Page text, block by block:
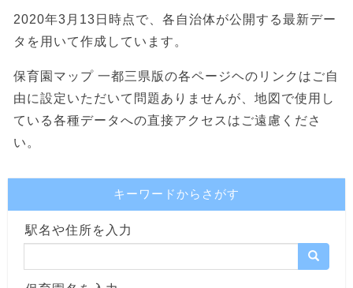
2020年3月13日時点で、各自治体が公開する最新デー
タを用いて作成しています。
保育園マップ 一都三県版の各ページヘのリンクはご自
由に設定いただいて問題ありませんが、地図で使用し
ている各種データへの直接アクセスはご遠慮くださ
い。
キーワードからさがす
駅名や住所を入力